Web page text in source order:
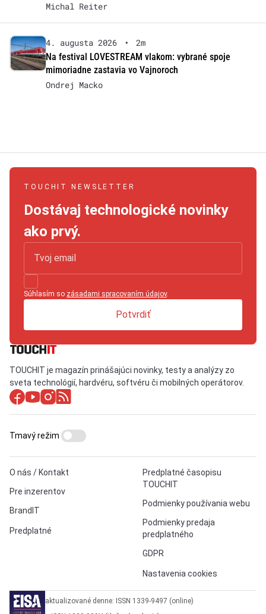
Michal Reiter
4. augusta 2026 •
2m
Na festival LOVESTREAM vlakom: vybrané spoje
mimoriadne zastavia vo Vajnoroch
Ondrej Macko
TOUCHIT NEWSLETTER
Dostávaj technologické novinky
ako prvý.
Súhlasím so zásadami spracovaním údajov.
Potvrdiť
TOUCHIT je magazín prinášajúci novinky, testy a analýzy zo
sveta technológií, hardvéru, softvéru či mobilných operátorov.
O nás / Kontakt
Pre inzerentov
BrandIT
Predplatné
Predplatné časopisu
TOUCHIT
Podmienky používania webu
Podmienky predaja
predplatného
GDPR
Nastavenia cookies
Tmavý režim
aktualizované denne: ISSN 1339-9497 (online)